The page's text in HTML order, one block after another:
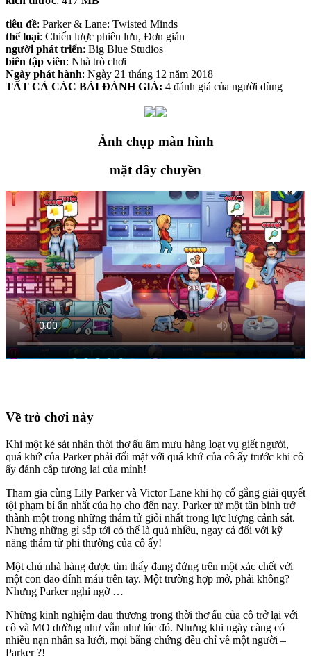
tiêu đề: Parker & Lane: Twisted Minds
thể loại: Chiến lược phiêu lưu, Đơn giản
người phát triển: Big Blue Studios
biên tập viên: Nhà trò chơi
Ngày phát hành: Ngày 21 tháng 12 năm 2018
TẤT CẢ CÁC BÀI ĐÁNH GIÁ: 4 đánh giá của người dùng
Ảnh chụp màn hình
mặt dây chuyền
Về trò chơi này
Khi một kẻ sát nhân thời thơ ấu âm mưu hàng loạt vụ giết người,
quá khứ của Parker phải đối mặt với quá khứ của cô ấy trước khi cô
ấy đánh cắp tương lai của mình!
Tham gia cùng Lily Parker và Victor Lane khi họ cố gắng giải quyết
tội phạm bí ẩn nhất của họ cho đến nay. Parker từ một tân binh trở
thành một trong những thám tử giỏi nhất trong lực lượng cảnh sát.
Nhưng những gì sắp tới có thể là quá nhiều, ngay cả đối với kỹ
năng thám tử phi thường của cô ấy!
Một chủ nhà hàng được tìm thấy đang đứng trên một xác chết với
một con dao dính máu trên tay. Một trường hợp mở, phải không?
Nhưng Parker nghi ngờ …
Những kinh nghiệm đau thương trong thời thơ ấu của cô trở lại với
cô và MO dường như vẫn như lúc đó. Nhưng khi ngày càng có
nhiều nạn nhân sa lưới, mọi bằng chứng đều chỉ về một người –
Parker ?!